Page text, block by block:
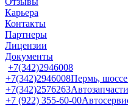
Карьера
Контакты
Партнеры
Лицензии
Документы
+7(342)2946008
+7(342)2946008Пермь,
+7(342)2576263
+7 (922) 355-60-00